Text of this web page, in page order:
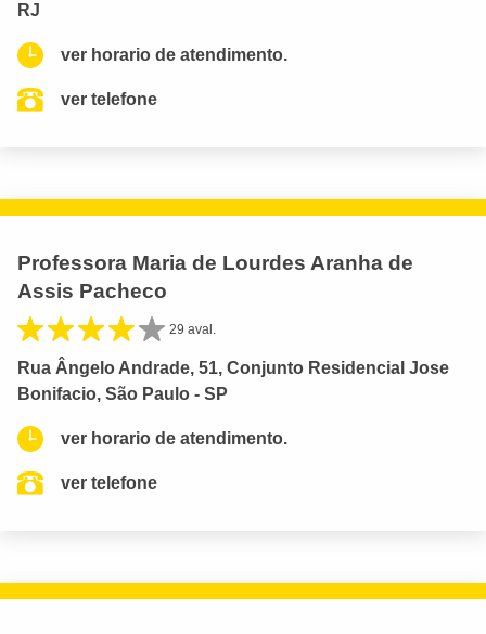
RJ
ver horario de atendimento.
ver telefone
Professora Maria de Lourdes Aranha de
Assis Pacheco
29 aval.
Rua Ângelo Andrade, 51, Conjunto Residencial Jose
Bonifacio, São Paulo - SP
ver horario de atendimento.
ver telefone